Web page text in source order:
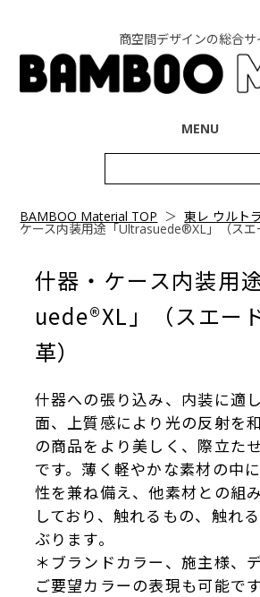
商空間デザインの総合サ
MENU
索:
BAMBOO Material TOP ＞東レ ウルト
ケース内装用途「Ultrasuede®️XL」（スエ
什器・ケース内装用
uede®️XL」（スエー
革）
什器への張り込み、内装に適
面、上質感により光の反射を
の商品をより美しく、際立た
です。薄く軽やかな素材の中
性を兼ね備え、他素材との組
しており、触れるもの、触れ
ぶります。
＊ブランドカラー、施主様、
ご要望カラーの表現も可能です